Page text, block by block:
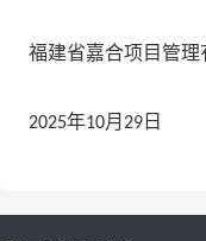
福建省嘉合项目管理
2025年10月 29 日